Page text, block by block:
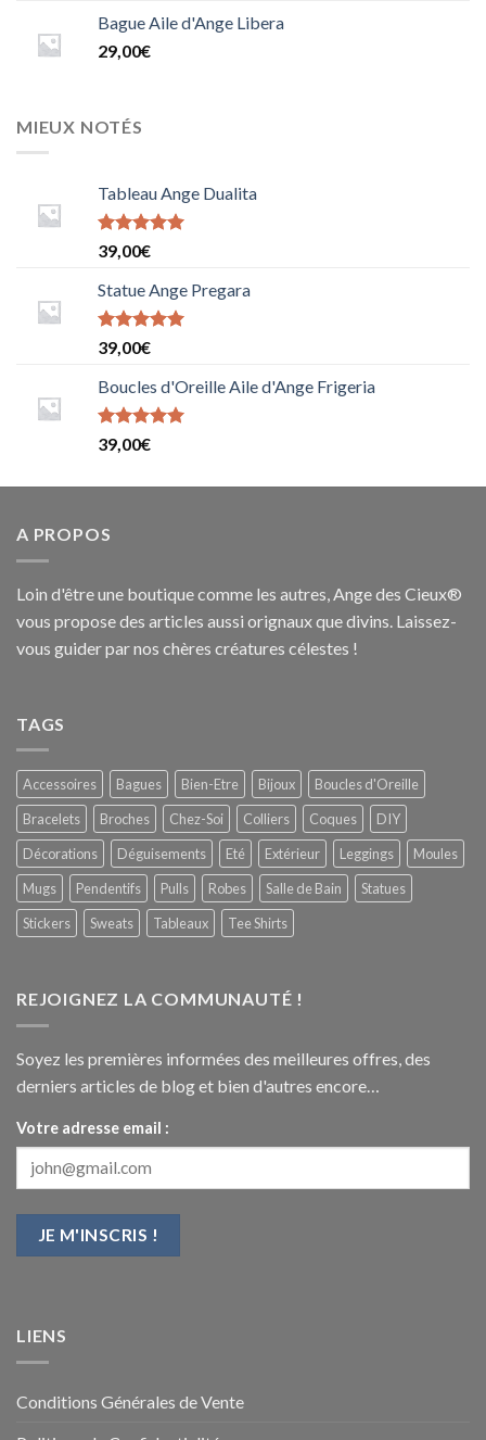
Bague Aile d'Ange Libera
29,00€
MIEUX NOTÉS
Tableau Ange Dualita
Note5sur
39,00€
Statue Ange Pregara
Note
5.0000000000000000
sur 5
39,00€
Boucles d'Oreille Aile d'Ange Frigeria
Note
5.0000000000000000
39,00€
A PROPOS
Loin d'être une boutique comme les autres, Ange des Cieux®
vous propose des articles aussi orignaux que divins. Laissez-
vous guider par nos chères créatures célestes !
TAGS
Accessoires Bagues Bien-Etre Bijoux
Boucles d'Oreille
Bracelets
Broches Chez-Soi Colliers Coques
DIY
Décorations
Déguisements Eté Extérieur Leggings
Moules
Mugs
Pendentifs Pulls Robes Salle de Bain
Statues
Stickers
Sweats Tableaux Tee Shirts
REJOIGNEZ LA COMMUNAUTÉ !
Soyez les premières informées des meilleures offres, des
derniers articles de blog et bien d'autres encore…
Votre adresse email :
LIENS
Conditions Générales de Vente